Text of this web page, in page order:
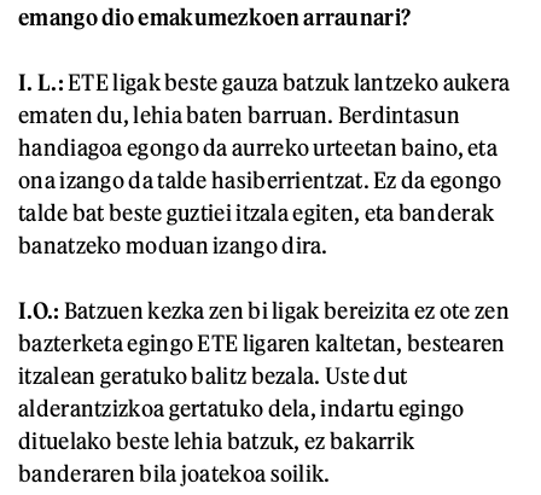
emango dio emakumezkoen arraunari?
I. L.:ETE ligak beste gauza batzuk lantzeko aukera
ematen du, lehia baten barruan. Berdintasun
handiagoa egongo da aurreko urteetan baino, eta
ona izango da talde hasiberrientzat. Ez da egongo
talde bat beste guztiei itzala egiten, eta banderak
banatzeko moduan izango dira.
I.O.: Batzuen kezka zen bi ligak bereizita ez ote zen
bazterketa egingo ETE ligaren kaltetan, bestearen
itzalean geratuko balitz bezala. Uste dut
alderantzizkoa gertatuko dela, indartu egingo
dituelako beste lehia batzuk, ez bakarrik
banderaren bila joatekoa soilik.